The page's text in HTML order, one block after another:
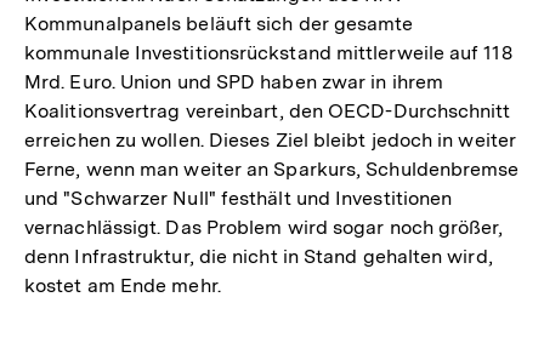
Kommunalpanels beläuft sich der gesamte
kommunale Investitionsrückstand mittlerweile auf 118
Mrd. Euro. Union und SPD haben zwar in ihrem
Koalitionsvertrag vereinbart, den OECD-Durchschnitt
erreichen zu wollen. Dieses Ziel bleibt jedoch in weiter
Ferne, wenn man weiter an Sparkurs, Schuldenbremse
und "Schwarzer Null" festhält und Investitionen
vernachlässigt. Das Problem wird sogar noch größer,
denn Infrastruktur, die nicht in Stand gehalten wird,
kostet am Ende mehr.